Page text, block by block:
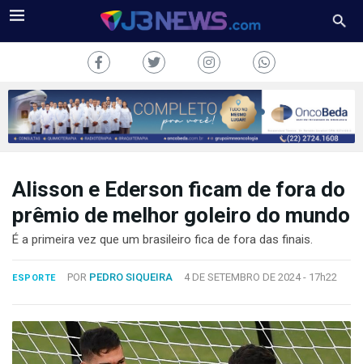
J3NEWS
TV
COLUNAS
CONOSCO
Copyright
2024
Alisson e Ederson ficam de fora do
prêmio de melhor goleiro do mundo
É a primeira vez que um brasileiro fica de fora das finais.
ESPORTE POR PEDRO SIQUEIRA 4 DE SETEMBRO DE 2024 - 17h22